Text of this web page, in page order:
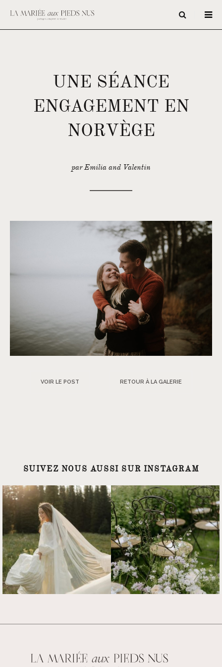
UNE SÉANCE
ENGAGEMENT EN
NORVÈGE
par Emilia and Valentin
VOIR LE POST RETOUR À LA GALERIE
SUIVEZ NOUS AUSSI SUR INSTAGRAM